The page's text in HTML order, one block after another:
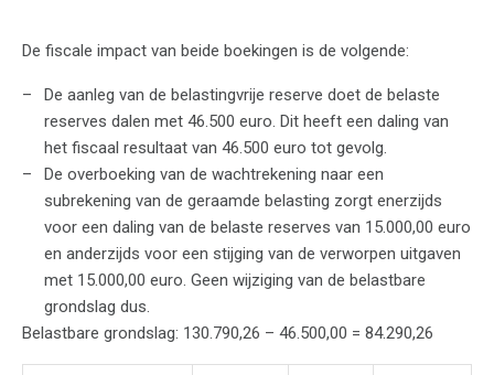
De fiscale impact van beide boekingen is de volgende:
De aanleg van de belastingvrije reserve doet de belaste
reserves dalen met 46.500 euro. Dit heeft een daling van
het fiscaal resultaat van 46.500 euro tot gevolg.
De overboeking van de wachtrekening naar een
subrekening van de geraamde belasting zorgt enerzijds
voor een daling van de belaste reserves van 15.000,00 euro
en anderzijds voor een stijging van de verworpen uitgaven
met 15.000,00 euro. Geen wijziging van de belastbare
grondslag dus.
Belastbare grondslag: 130.790,26 – 46.500,00 = 84.290,26